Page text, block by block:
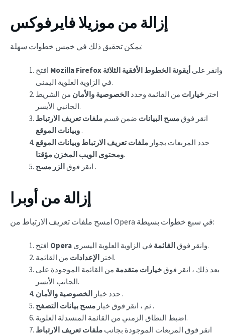
إزالة من موزيلا فايرفوكس
يمكن تحقيق ذلك في خمس خطوات سهلة:
Mozilla Firefox وانقر على أيقونة الخطوط الأفقية الثلاثة
في الزاوية العلوية اليمنى.
اختر خيارات من القائمة وحدد الخصوصية والأمان من الشريط
الجانبي الأيسر.
انقر فوقمسح البيانات ضمن قسم ملفات تعريف الارتباط
وبيانات الموقع .
حدد المربعات بجوار ملفات تعريف الارتباط وبيانات الموقع
ومحتوى الويب المخزن مؤقتا.
انقر فوق .
إزالة من أوبرا
امسح ملفات تعريف الارتباط من Opera في سبع خطوات بسيطة:
Opera وانقر فوقالقائمة
في الزاوية العلوية اليسرى.
اختر الإعدادات
من القائمة.
بعد ذلك ، انقر فوقخيارات متقدمة من القائمة الموجودة على
الجانب الأيسر.
حدد خيار الخصوصية والأمان
.
ثم ، انقر فوق خيار مسح بيانات التصفح
.
اضبط النطاق الزمني من القائمة المنسدلة العلوية.
انقر فوق المربعات الموجودة بجانب ملفات تعريف الارتباط